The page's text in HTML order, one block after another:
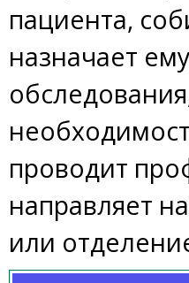
пациента,
назначает
проводит
направляет
или